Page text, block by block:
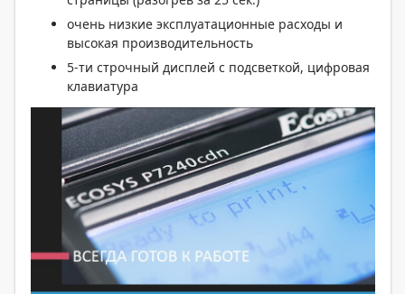
очень низкие эксплуатационные расходы и
высокая производительность
5-ти строчный дисплей с подсветкой, цифровая
клавиатура